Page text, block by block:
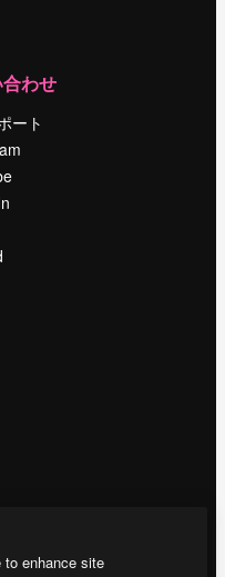
わせ
ート
to enhance site